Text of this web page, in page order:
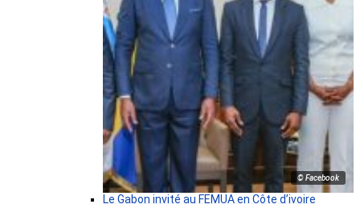
© Facebook
Le Gabon invité au FEMUA en Côte d’ivoire